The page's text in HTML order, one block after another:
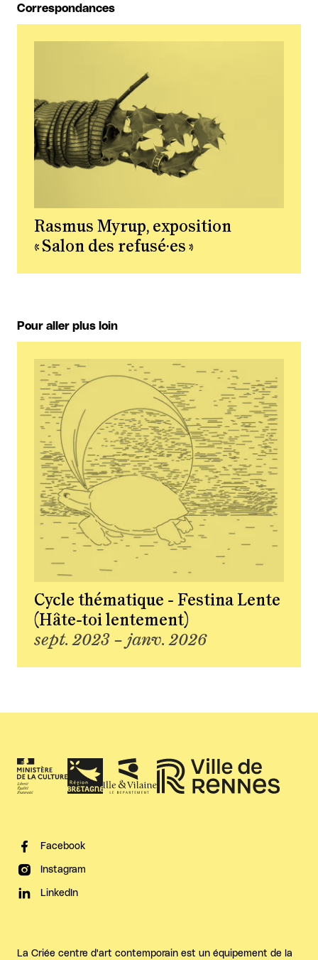
Correspondances
Rasmus Myrup, exposition
« Salon des refusé·es »
Pour aller plus loin
Cycle thématique - Festina Lente
(Hâte-toi lentement)
sept. 2023 – janv. 2026
Facebook
Instagram
LinkedIn
La Criée centre d'art contemporain est un équipement de la